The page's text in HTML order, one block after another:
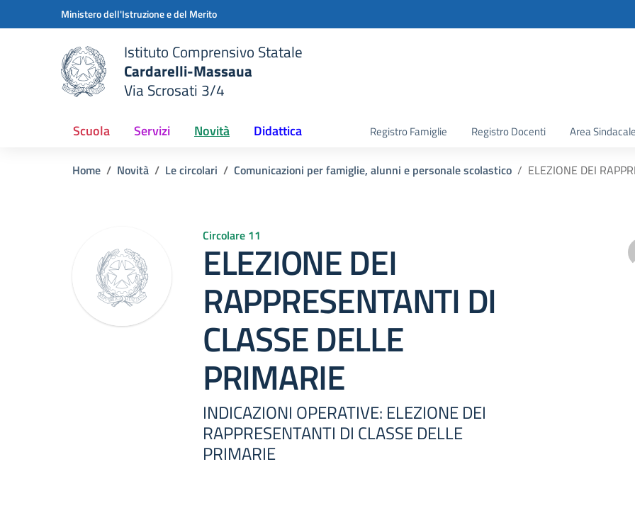
Vai ai contenuti
Vai al menu di navigazioneMinistero dell'Istruzione e del Merito
scuola
Istituto Comprensivo Statale
Cardarelli-Massaua
Via Scrosati 3/4
Scuola Servizi Novità Didattica Registro Famiglie Registro Docenti Area
Home Novità Le circolari Comunicazioni per famiglie, alunni e personale scolastico ELEZIONE DEI
Circolare 11
ELEZIONE DEI
RAPPRESENTANTI DI
CLASSE DELLE
PRIMARIE
INDICAZIONI OPERATIVE: ELEZIONE DEI
RAPPRESENTANTI DI CLASSE DELLE
PRIMARIE